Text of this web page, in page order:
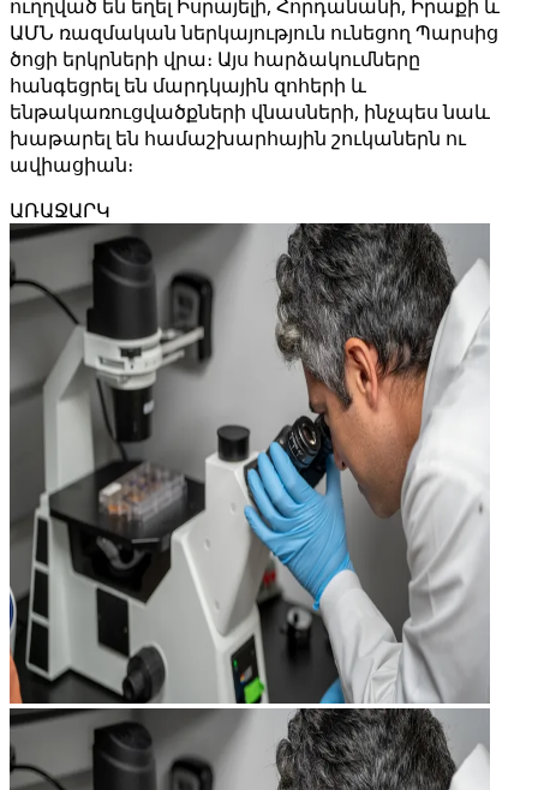
ուղղված են եղել Իսրայելի, Հորդանանի, Իրաքի և
ԱՄՆ ռազմական ներկայություն ունեցող Պարսից
ծոցի երկրների վրա։ Այս հարձակումները
հանգեցրել են մարդկային զոհերի և
ենթակառուցվածքների վնասների, ինչպես նաև
խաթարել են համաշխարհային շուկաներն ու
ավիացիան։
ԱՌԱՋԱՐԿ